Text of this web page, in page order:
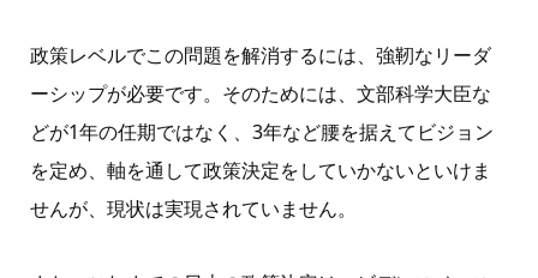
政策レベルでこの問題を解消するには、強靭なリーダ
ーシップが必要です。そのためには、文部科学大臣な
どが1年の任期ではなく、3年など腰を据えてビジョン
を定め、軸を通して政策決定をしていかないといけま
せんが、現状は実現されていません。